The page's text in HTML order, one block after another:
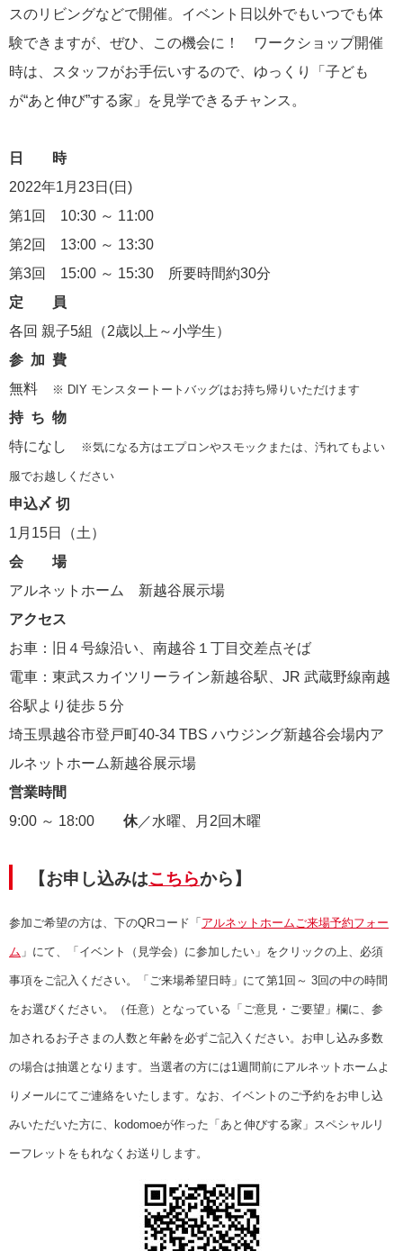
スのリビングなどで開催。イベント日以外でもいつでも体
験できますが、ぜひ、この機会に！ ワークショップ開催
時は、スタッフがお手伝いするので、ゆっくり「子ども
が“あと伸び”する家」を見学できるチャンス。
日 時
2022年1月23日(日)
第1回 10:30 ～ 11:00
第2回 13:00 ～ 13:30
第3回 15:00 ～ 15:30 所要時間約30分
定 員
各回 親子5組
（2歳以上～小学生）
参 加 費
無料
※ DIY モンスタートートバッグはお持ち帰りいただけます
持 ち 物
特になし
※気になる方はエプロンやスモックまたは、汚れてもよい
服でお越しください
申込〆 切
1月15日（土）
会 場
アルネットホーム 新越谷展示場
アクセス
お車：旧４号線沿い、南越谷１丁目交差点そば
電車：東武スカイツリーライン新越谷駅、JR 武蔵野線南越
谷駅より徒歩５分
埼玉県越谷市登戸町40-34 TBS ハウジング新越谷会場内ア
ルネットホーム新越谷展示場
営業時間
9:00 ～ 18:00 休／水曜、月2回木曜
【お申し込みはこちらから 】
参加ご希望の方は、下のQRコード「 アルネットホームご来場予約フォー
ム 」にて、「イベント（見学会）に参加したい」をクリックの上、必須
事項をご記入ください。「ご来場希望日時」にて第1回～ 3回の中の時間
をお選びください。（任意）となっている「ご意見・ご要望」欄に、参
加されるお子さまの人数と年齢を必ずご記入ください。お申し込み多数
の場合は抽選となります。当選者の方には1週間前にアルネットホームよ
りメールにてご連絡をいたします。なお、イベントのご予約をお申し込
みいただいた方に、kodomoeが作った「あと伸びする家」スペシャルリ
ーフレットをもれなくお送りします。